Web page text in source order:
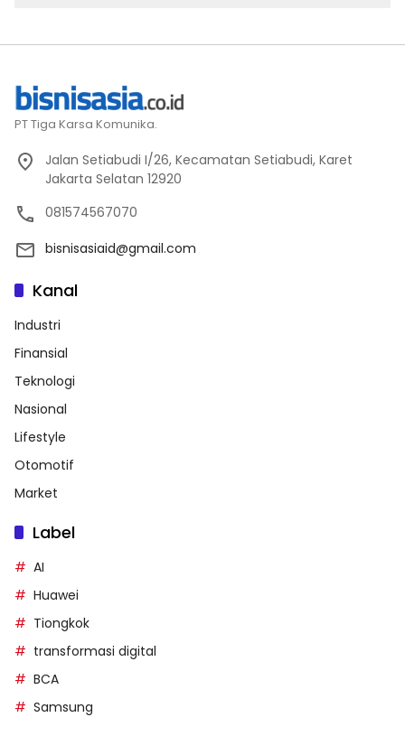
PT Tiga Karsa Komunika.
Jalan Setiabudi I/26, Kecamatan Setiabudi, Karet
Jakarta Selatan 12920
081574567070
bisnisasiaid@gmail.com
Kanal
Industri
Finansial
Teknologi
Nasional
Lifestyle
Otomotif
Market
Label
AI
Huawei
Tiongkok
transformasi digital
BCA
Samsung